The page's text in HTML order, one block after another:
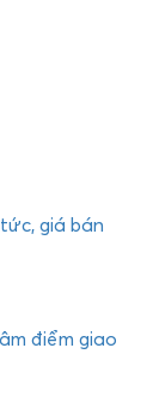
giá bán
điểm giao